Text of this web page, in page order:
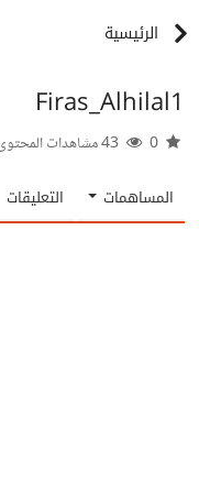
الرئيسية
Firas_Alhilal1
المساهمات التعليقات